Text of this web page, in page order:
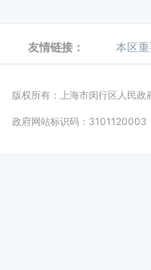
友情链接： 本区
版权所有：上海市闵行区人民政
政府网站标识码：3101120003